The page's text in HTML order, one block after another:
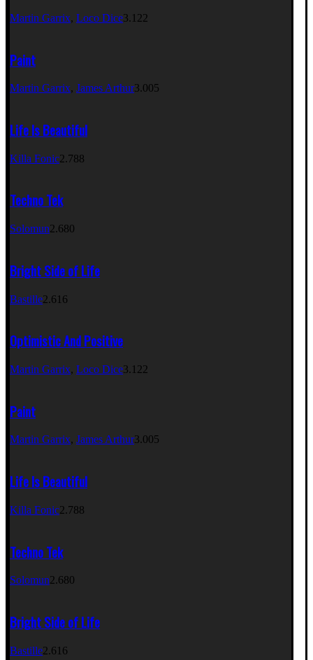
Martin Garrix, Loco Dice3.122
Paint
Martin Garrix, James Arthur3.005
Life Is Beautiful
Killa Fonic2.788
Techno Tek
Solomun2.680
Bright Side of Life
Bastille2.616
Optimistic And Positive
Martin Garrix, Loco Dice3.122
Paint
Martin Garrix, James Arthur3.005
Life Is Beautiful
Killa Fonic2.788
Techno Tek
Solomun2.680
Bright Side of Life
Bastille2.616